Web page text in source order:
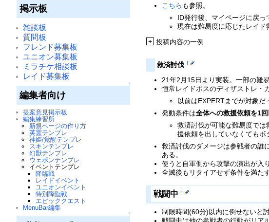
掲示板
雑談板
質問板
フレンド募集板
ユニオン募集板
ミラチケ相談板
レイド募集板
↑
編集者向け
提案意見掲示板
編集練習所
新規ページの作り方
英霊テンプレ
神姫/覚醒テンプレ
スキンテンプレ
幻獣テンプレ
ウェポンテンプレ
イベントテンプレ
降臨戦
レイドイベント
ユニオンイベント
特別降臨戦
エピッククエスト
MenuBar編集
↑
こちら も参照。
ID発行後、マイページに戻っ
現在は難易度に応じたレイド
+ 投稿内容の一例
救済討伐†
21年2月15日より実装。一部の難
恒常レイドボスのディザストレ・
以前はEXPERTまでが対象だ
発動条件は全体への救援依頼を1
救済討伐が可能な難易度で
援依頼を出していなくてもボ
救済討伐のダメージは参戦者の誰
ある。
使うと自軍側から攻撃の演出が入
全滅後もリタイアせず条件を満た
戦闘中†
制限時間(60分)以内に倒せないと討